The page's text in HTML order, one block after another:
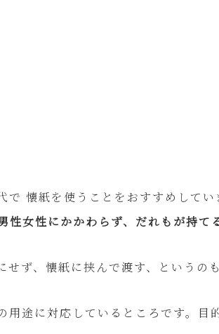
懐紙を使うことをおすすめしてい
性女性にかかわらず、だれもが持て
ず、懐紙に挟んで渡す、というの
途に対応しているところです。目